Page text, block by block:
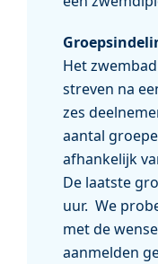
Het
streven na
zes
aantal
afhankelijk
De laatste
uur. We
met de
aanmelden